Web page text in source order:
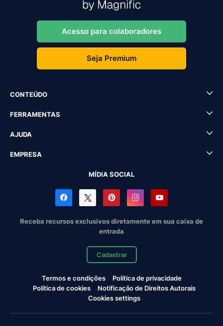
Acesso para colaboradores
Seja Premium
CONTEÚDO
FERRAMENTAS
AJUDA
EMPRESA
MÍDIA SOCIAL
Receba recursos exclusivos diretamente em sua caixa de
entrada
Cadastrar
Termos e condições
Política de privacidade
Política de cookies
Notificação de Direitos Autorais
Cookies settings